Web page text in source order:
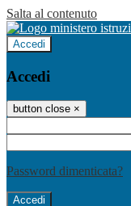
Salta al contenuto
Accedi
Accedi
button close ×
Password dimenticata?